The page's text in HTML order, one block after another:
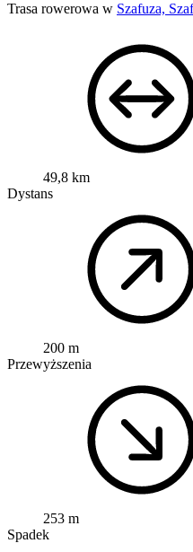
Trasa rowerowa w Szafuza,
49,8 km
Dystans
200 m
Przewyższenia
253 m
Spadek